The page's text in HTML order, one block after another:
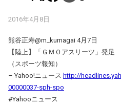
2016年4月8日
熊谷正寿‏@m_kumagai 4月7日
【陸上】「ＧＭＯアスリーツ」発
（スポーツ報知）
– Yahoo!ニュース http://
00000037-sph-spo
#Yahooニュース